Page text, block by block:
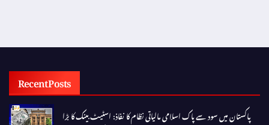
Recent Posts
پاکستان میں سود سے پاک اسلامی مالیاتی نظام کا نفاذ: اسٹیٹ بینک کا بڑا